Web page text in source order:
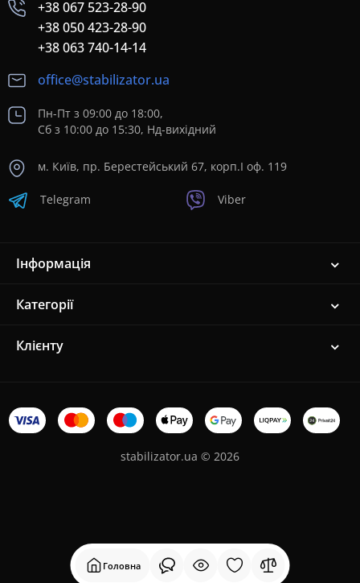
Головна
+38 067 523-28-90
+38 050 423-28-90
+38 063 740-14-14
office@stabilizator.ua
Пн-Пт з 09:00 до 18:00,
Сб з 10:00 до 15:30, Нд-вихідний
м. Київ, пр. Берестейський 67, корп.I оф. 119
Telegram Viber
Інформація
Категорії
Клієнту
stabilizator.ua © 2026